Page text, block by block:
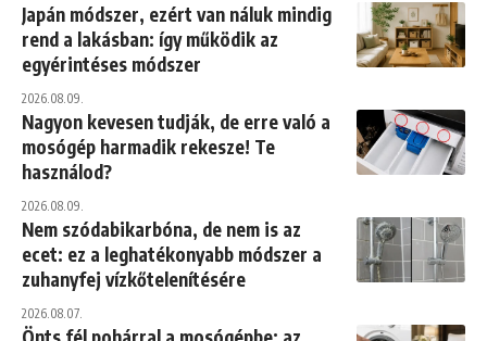
Japán módszer, ezért van náluk mindig
rend a lakásban: így működik az
egyérintéses módszer
2026.08.09.
Nagyon kevesen tudják, de erre való a
mosógép harmadik rekesze! Te
használod?
2026.08.09.
Nem szódabikarbóna, de nem is az
ecet: ez a leghatékonyabb módszer a
zuhanyfej vízkőtelenítésére
2026.08.07.